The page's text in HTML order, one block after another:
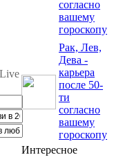
согласно
вашему
гороскопу
Рак, Лев,
Дева -
карьера
после 50-
ти
согласно
вашему
гороскопу
Интересное